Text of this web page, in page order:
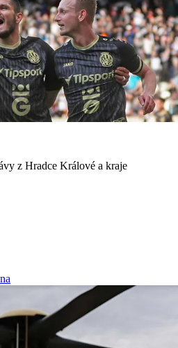
z Hradce Králové a kraje